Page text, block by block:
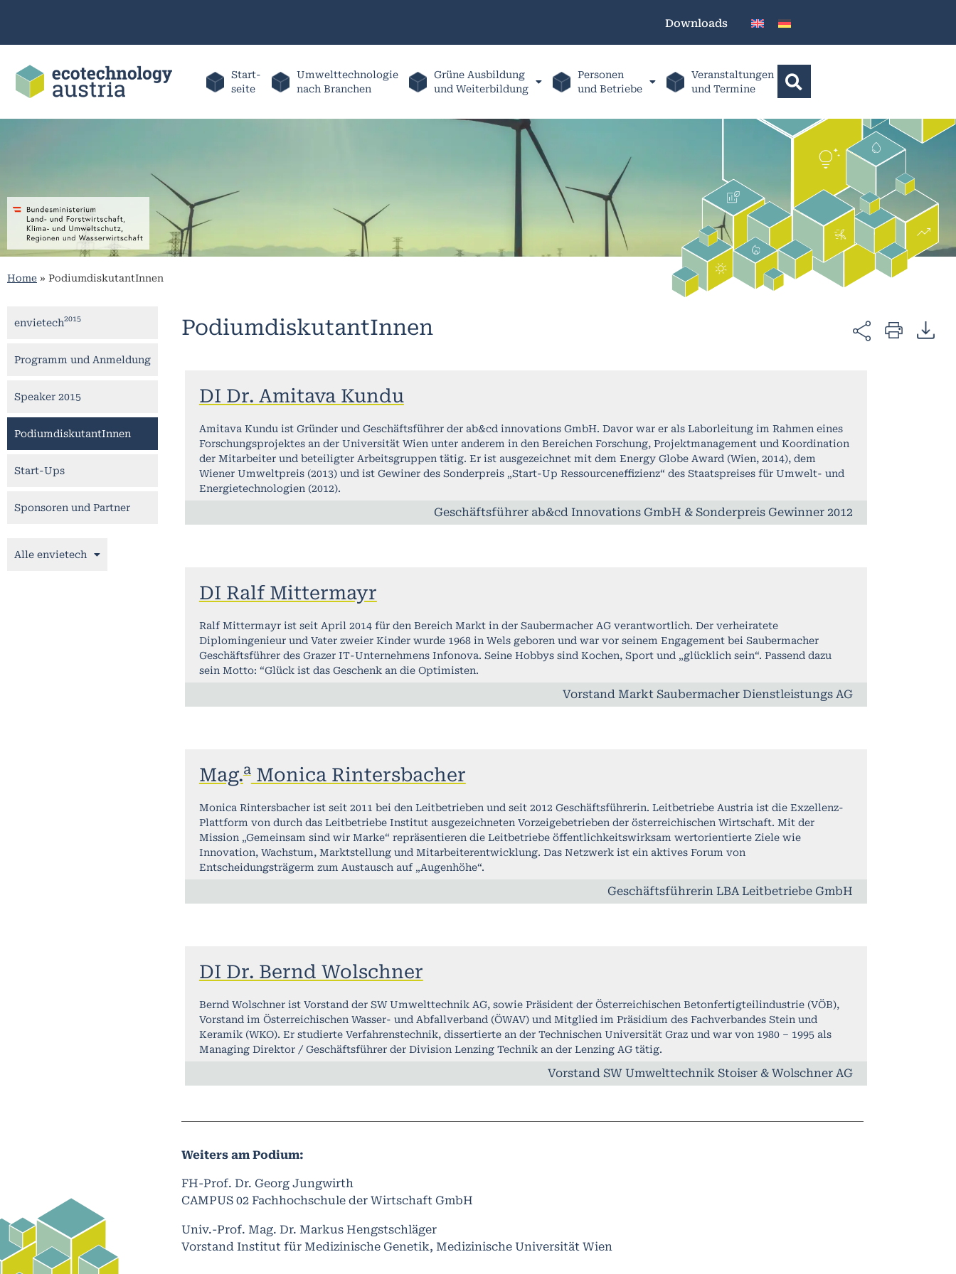
Downloads
Start-
seite
Umwelttechnologie
nach Branchen
Grüne Ausbildung
und Weiterbildung
Personen
und Betriebe
Veranstaltungen
und Termine
Home » PodiumdiskutantInnen
envietech2015
Programm und Anmeldung
Speaker 2015
PodiumdiskutantInnen
Start-Ups
Sponsoren und Partner
Alle envietech
PodiumdiskutantInnen
DI Dr. Amitava Kundu
Amitava Kundu ist Gründer und Geschäftsführer der ab&cd innovations GmbH. Davor war er als Laborleitung im Rahmen eines
Forschungsprojektes an der Universität Wien unter anderem in den Bereichen Forschung, Projektmanagement und Koordination
der Mitarbeiter und beteiligter Arbeitsgruppen tätig. Er ist ausgezeichnet mit dem Energy Globe Award (Wien, 2014), dem
Wiener Umweltpreis (2013) und ist Gewiner des Sonderpreis „Start-Up Ressourceneffizienz“ des Staatspreises für Umwelt- und
Energietechnologien (2012).
Geschäftsführer ab&cd Innovations GmbH & Sonderpreis Gewinner 2012
DI Ralf Mittermayr
Ralf Mittermayr ist seit April 2014 für den Bereich Markt in der Saubermacher AG verantwortlich. Der verheiratete
Diplomingenieur und Vater zweier Kinder wurde 1968 in Wels geboren und war vor seinem Engagement bei Saubermacher
Geschäftsführer des Grazer IT-Unternehmens Infonova. Seine Hobbys sind Kochen, Sport und „glücklich sein“. Passend dazu
sein Motto: “Glück ist das Geschenk an die Optimisten.
Vorstand Markt Saubermacher Dienstleistungs AG
Mag.aMonica Rintersbacher
Monica Rintersbacher ist seit 2011 bei den Leitbetrieben und seit 2012 Geschäftsführerin. Leitbetriebe Austria ist die Exzellenz-
Plattform von durch das Leitbetriebe Institut ausgezeichneten Vorzeigebetrieben der österreichischen Wirtschaft. Mit der
Mission „Gemeinsam sind wir Marke“ repräsentieren die Leitbetriebe öffentlichkeitswirksam wertorientierte Ziele wie
Innovation, Wachstum, Marktstellung und Mitarbeiterentwicklung. Das Netzwerk ist ein aktives Forum von
Entscheidungsträgerm zum Austausch auf „Augenhöhe“.
Geschäftsführerin LBA Leitbetriebe GmbH
DI Dr. Bernd Wolschner
Bernd Wolschner ist Vorstand der SW Umwelttechnik AG, sowie Präsident der Österreichischen Betonfertigteilindustrie (VÖB),
Vorstand im Österreichischen Wasser- und Abfallverband (ÖWAV) und Mitglied im Präsidium des Fachverbandes Stein und
Keramik (WKO). Er studierte Verfahrenstechnik, dissertierte an der Technischen Universität Graz und war von 1980 – 1995 als
Managing Direktor / Geschäftsführer der Division Lenzing Technik an der Lenzing AG tätig.
Vorstand SW Umwelttechnik Stoiser & Wolschner AG
Weiters am Podium:
FH-Prof. Dr. Georg Jungwirth
CAMPUS 02 Fachhochschule der Wirtschaft GmbH
Univ.-Prof. Mag. Dr. Markus Hengstschläger
Vorstand Institut für Medizinische Genetik, Medizinische Universität Wien